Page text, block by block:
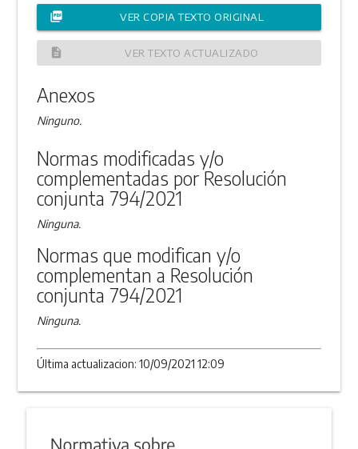
picture_as_pdf VER COPIA TEXTO ORIGINAL
description VER TEXTO ACTUALIZADO
Anexos
Ninguno.
Normas modificadas y/o
complementadas por Resolución
conjunta 794/2021
Ninguna.
Normas que modifican y/o
complementan a Resolución
conjunta 794/2021
Ninguna.
Última actualizacion: 10/09/2021 12:09